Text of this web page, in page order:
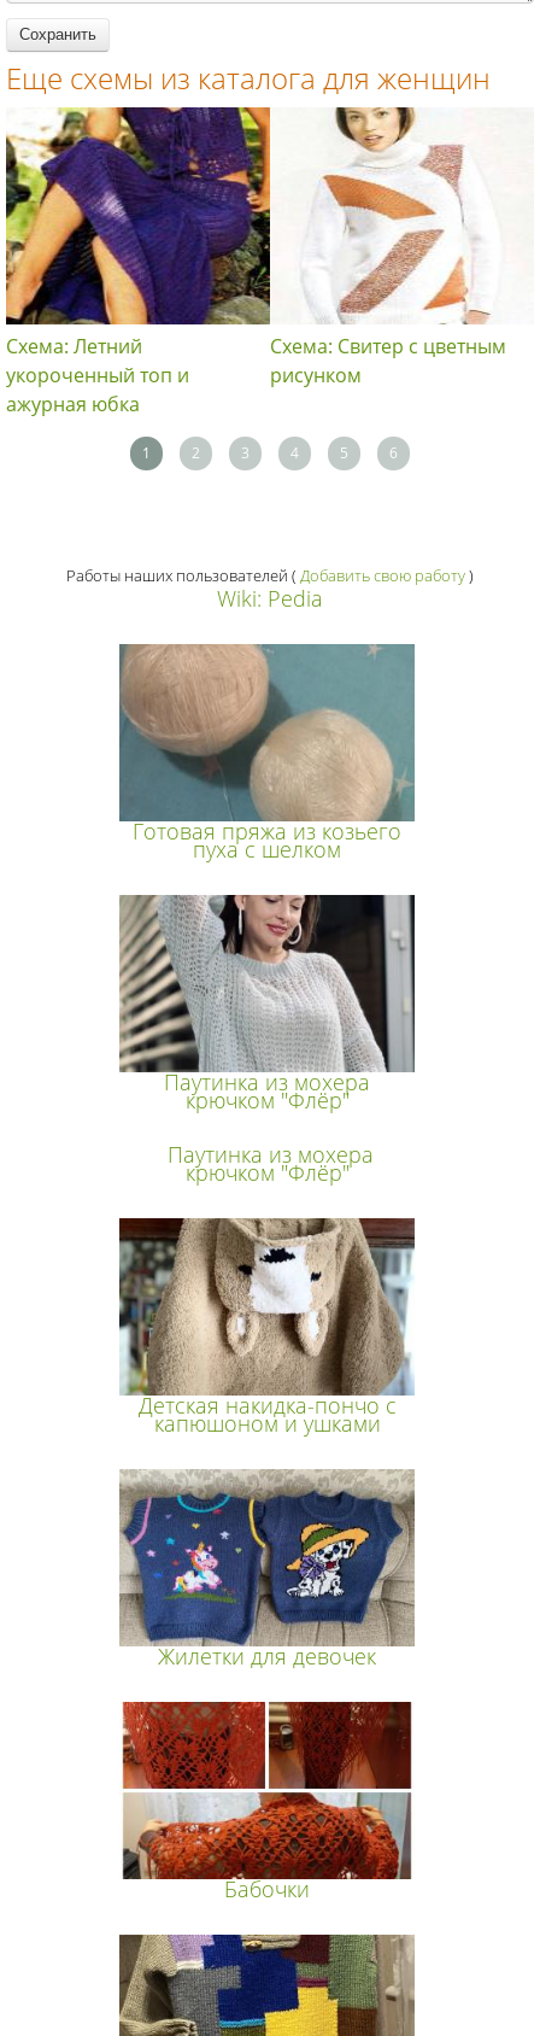
Еще схемы из каталога для женщин
Схема: Летний
укороченный топ и
ажурная юбка
Схема: Свитер с цветным
рисунком
1 2 3 4 5 6
Работы наших пользователей ( Добавить свою работу)
Wiki: Pedia
Готовая пряжа из козьего
пуха с шелком
Паутинка из мохера
крючком "Флёр"
Паутинка из мохера
крючком "Флёр"
Детская накидка-пончо с
капюшоном и ушками
Жилетки для девочек
Бабочки